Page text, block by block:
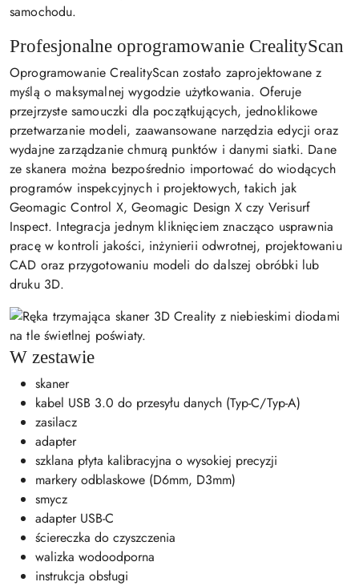
Profesjonalne oprogramowanie CrealityScan
Oprogramowanie CrealityScan zostało zaprojektowane z
myślą o maksymalnej wygodzie użytkowania. Oferuje
przejrzyste samouczki dla początkujących, jednoklikowe
przetwarzanie modeli, zaawansowane narzędzia edycji oraz
wydajne zarządzanie chmurą punktów i danymi siatki. Dane
ze skanera można bezpośrednio importować do wiodących
programów inspekcyjnych i projektowych, takich jak
Geomagic Control X, Geomagic Design X czy Verisurf
Inspect. Integracja jednym kliknięciem znacząco usprawnia
pracę w kontroli jakości, inżynierii odwrotnej, projektowaniu
CAD oraz przygotowaniu modeli do dalszej obróbki lub
druku 3D.
W zestawie
skaner
kabel USB 3.0 do przesyłu danych (Typ-C/Typ-A)
zasilacz
adapter
szklana płyta kalibracyjna o wysokiej precyzji
markery odblaskowe (D6mm, D3mm)
smycz
adapter USB-C
ściereczka do czyszczenia
walizka wodoodporna
instrukcja obsługi